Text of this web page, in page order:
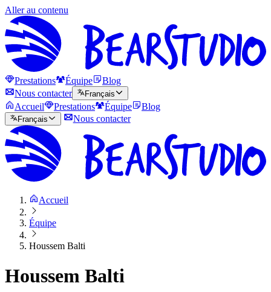
Aller au contenu
Prestations Équipe
Blog
Nous contacter
Français
Accueil Prestations Équipe Blog
Français Nous contacter
Accueil
Équipe
Houssem Balti
Houssem Balti